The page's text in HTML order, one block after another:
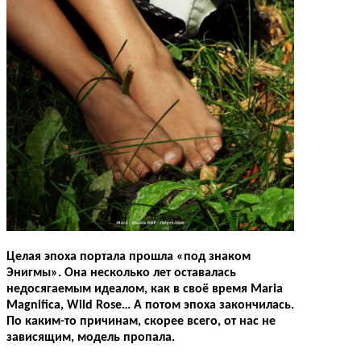
Целая эпоха портала прошла «под знаком
Энигмы». Она несколько лет оставалась
недосягаемым идеалом, как в своё время Maria
Magnifica, Wild Rose… А потом эпоха закончилась.
По каким-то причинам, скорее всего, от нас не
зависящим, модель пропала.